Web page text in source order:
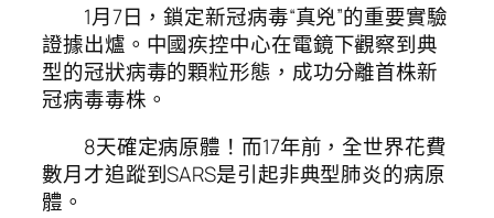
1月7日，鎖定新冠病毒“真兇”的重要實驗
證據出爐。中國疾控中心在電鏡下觀察到典
型的冠狀病毒的顆粒形態，成功分離首株新
冠病毒毒株。
8天確定病原體！而17年前，全世界花費
數月才追蹤到SARS是引起非典型肺炎的病原
體。